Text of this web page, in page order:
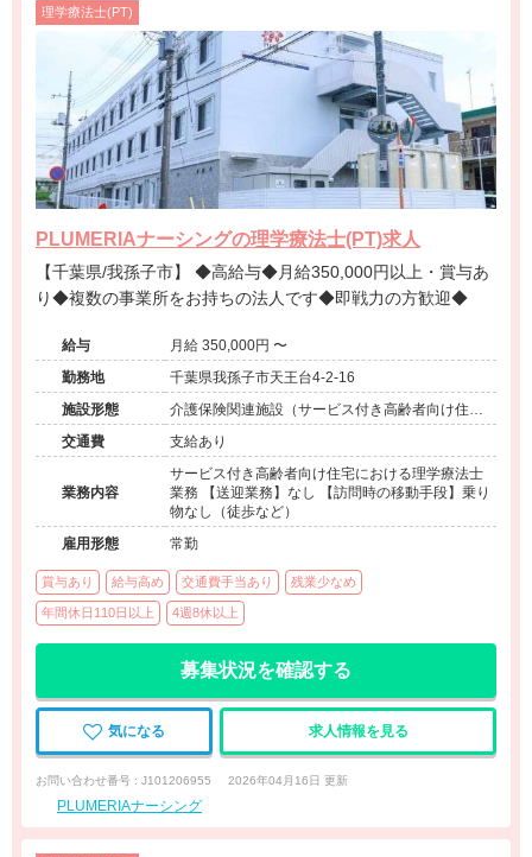
理学療法士(PT)
PLUMERIAナーシングの理学療法士(PT)求人
【千葉県/我孫子市】 ◆高給与◆月給350,000円以上・賞与あ
り◆複数の事業所をお持ちの法人です◆即戦力の方歓迎◆
給与
月給 350,000円 〜
勤務地
千葉県我孫子市天王台4-2-16
施設形態
介護保険関連施設（サービス付き高齢者向け住宅/
訪問看護・リハ）
交通費 支給あり
業務内容
サービス付き高齢者向け住宅における理学療法士
業務 【送迎業務】なし 【訪問時の移動手段】乗り
物なし（徒歩など）
雇用形態
常勤
賞与あり 給与高め 交通費手当あり 残業少なめ
年間休日110日以上 4週8休以上
募集状況を確認する
気になる 求人情報を見る
お問い合わせ番号 : J101206955 2026年04月16日 更新
PLUMERIAナーシング